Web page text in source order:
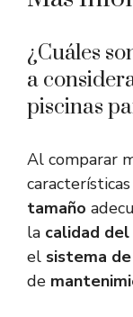
¿Cuáles
a
piscinas
Al comparar
tamaño
la calidad
el sistema
de